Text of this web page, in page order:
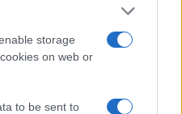
storage
on web or
to be sent to